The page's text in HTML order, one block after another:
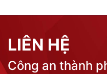
LIÊN HỆ
Công an thành